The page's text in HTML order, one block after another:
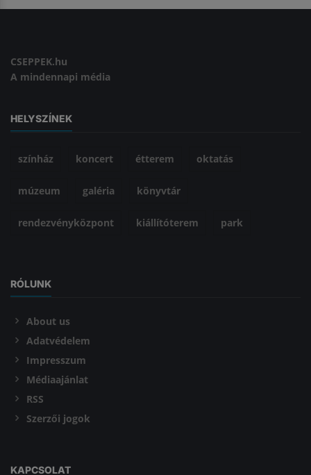
CSEPPEK.hu
A mindennapi média
HELYSZÍNEK
színház koncert étterem oktatás
múzeum galéria könyvtár
rendezvényközpont kiállítóterem park
RÓLUNK
About us
Adatvédelem
Impresszum
Médiaajánlat
RSS
Szerzői jogok
KAPCSOLAT